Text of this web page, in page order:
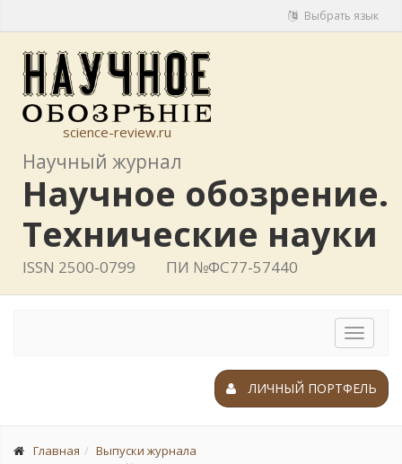
Выбрать язык
science-review.ru
Научный журнал
Научное обозрение.
Технические науки
ISSN 2500-0799 ПИ №ФС77-57440
Toggle
ЛИЧНЫЙ ПОРТФЕЛЬ
Главная
Выпуски журнала